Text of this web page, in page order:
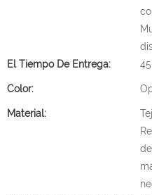
El Tiempo De Entrega:
Color:
Material: